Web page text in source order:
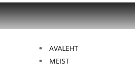
AVALEHT
MEIST